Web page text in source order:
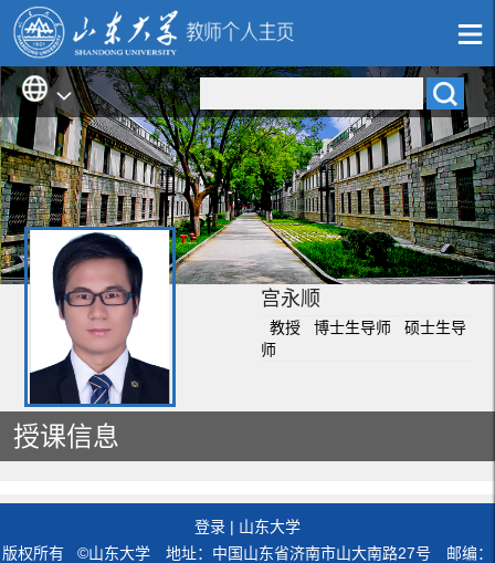
宫永顺
教授 博士生导师 硕士生导
师
授课信息
登录 | 山东大学
版权所有 ©山东大学 地址：中国山东省济南市山大南路27号 邮编：